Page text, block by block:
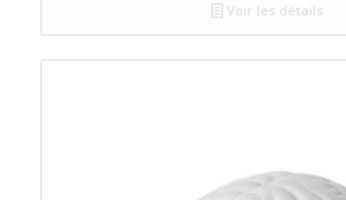
Voir les détails